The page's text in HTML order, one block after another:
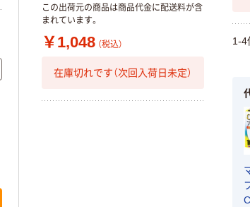
この出荷元の商品は商品代金に配送料が含
まれています。
￥1,048 （税込）
在庫切れです（次回入荷日未定）
1-4
新着
ナ
フ
ッ
SF-